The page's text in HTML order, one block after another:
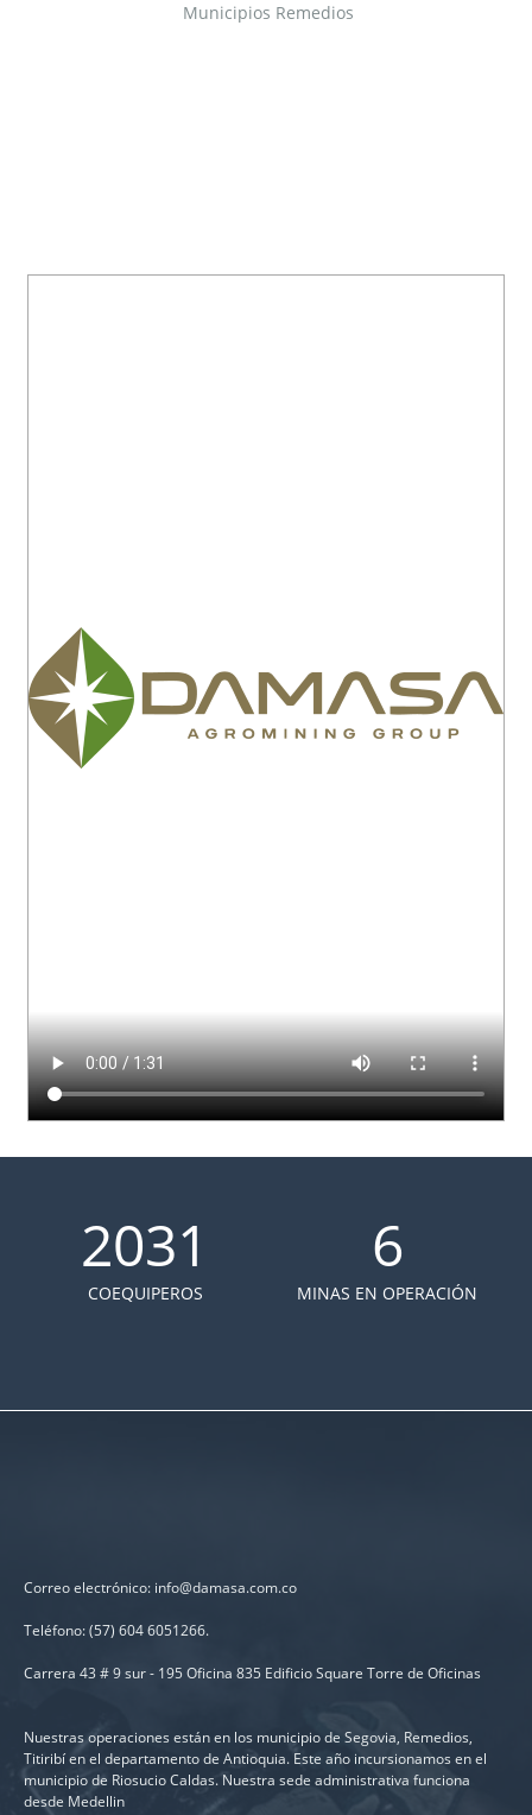
Municipios Remedios
2031
COEQUIPEROS
6
MINAS EN OPERACIÓN
Correo electrónico: info@damasa.com.co
Teléfono: (57) 604 6051266.
Carrera 43 # 9 sur - 195 Oficina 835 Edificio Square Torre de Oficinas
Nuestras operaciones están en los municipio de Segovia, Remedios,
Titiribí en el departamento de Antioquia. Este año incursionamos en el
municipio de Riosucio Caldas. Nuestra sede administrativa funciona
desde Medellin